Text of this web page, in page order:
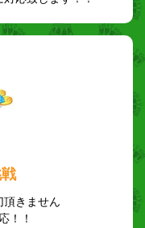
頂きません
！！